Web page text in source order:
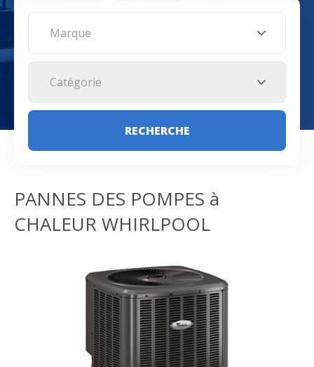
Marque
Catégorie
RECHERCHE
PANNES DES POMPES à
CHALEUR WHIRLPOOL